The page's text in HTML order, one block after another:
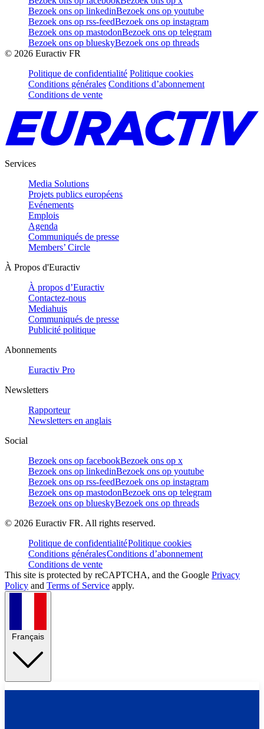
Bezoek ons op linkedinBezoek ons op youtube
Bezoek ons op rss-feedBezoek ons op instagram
Bezoek ons op mastodonBezoek ons op telegram
Bezoek ons op blueskyBezoek ons op threads
© 2026 Euractiv FR
Politique de confidentialité Politique cookies
Conditions générales Conditions d’abonnement
Conditions de vente
Services
Media Solutions
Projets publics européens
Evénements
Emplois
Agenda
Communiqués de presse
Members’ Circle
À Propos d'Euractiv
À propos d’Euractiv
Contactez-nous
Mediahuis
Communiqués de presse
Publicité politique
Abonnements
Euractiv Pro
Newsletters
Rapporteur
Newsletters en anglais
Social
Bezoek ons op facebookBezoek ons op x
Bezoek ons op linkedinBezoek ons op youtube
Bezoek ons op rss-feedBezoek ons op instagram
Bezoek ons op mastodonBezoek ons op telegram
Bezoek ons op blueskyBezoek ons op threads
© 2026 Euractiv FR. All rights reserved.
Politique de confidentialitéPolitique cookies
Conditions généralesConditions d’abonnement
Conditions de vente
This site is protected by reCAPTCHA, and the Google Privacy
Policy and Terms of Service apply.
Français